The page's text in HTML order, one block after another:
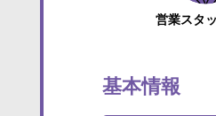
営業スタ
基本情報